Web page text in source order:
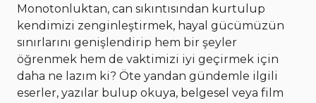
Monotonluktan, can sıkıntısından kurtulup
kendimizi zenginleştirmek, hayal gücümüzün
sınırlarını genişlendirip hem bir şeyler
öğrenmek hem de vaktimizi iyi geçirmek için
daha ne lazım ki? Öte yandan gündemle ilgili
eserler, yazılar bulup okuya, belgesel veya film